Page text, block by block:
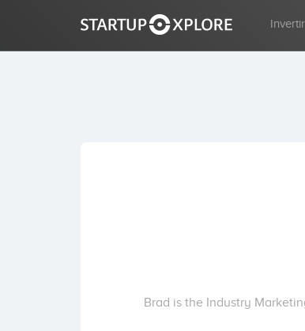
Invertir
Brad is the Industry